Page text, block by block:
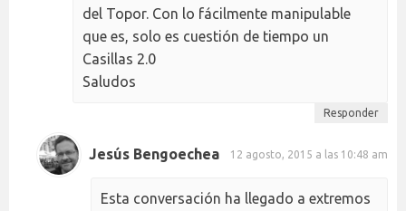
del Topor. Con lo fácilmente manipulable
que es, solo es cuestión de tiempo un
Casillas 2.0
Saludos
Responder
Jesús Bengoechea 12 agosto, 2015 a las 10:48 am
Esta conversación ha llegado a extremos